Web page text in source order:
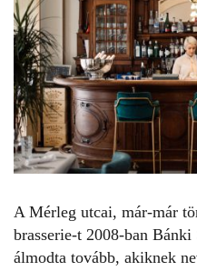
A Mérleg utcai, már-már
brasserie-t 2008-ban Bánki
álmodta tovább, akiknek